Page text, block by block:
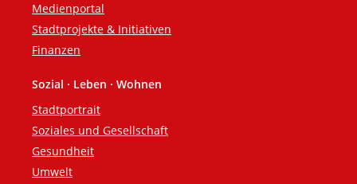
Medienportal
Stadtprojekte & Initiativen
Finanzen
Sozial · Leben · Wohnen
Stadtportrait
Soziales und Gesellschaft
Gesundheit
Umwelt